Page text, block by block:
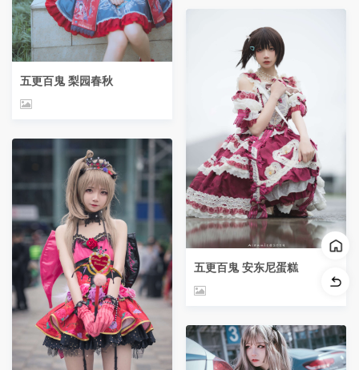
五更百鬼 梨园春秋
五更百鬼 安东尼蛋糕